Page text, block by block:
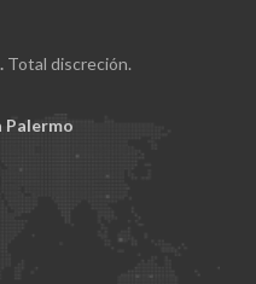
Total discreción.
Palermo